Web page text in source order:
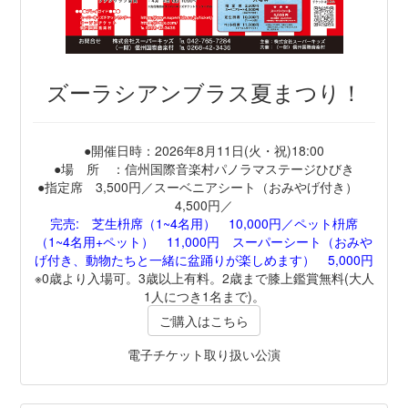
ズーラシアンブラス夏まつり！
●開催日時：2026年8月11日(火・祝)18:00
●場 所 ：信州国際音楽村パノラマステージひびき
●指定席 3,500円／スーベニアシート（おみやげ付き）
4,500円／
完売: 芝生枡席（1~4名用） 10,000円／ペット枡席
（1~4名用+ペット） 11,000円 スーパーシート（おみや
げ付き、動物たちと一緒に盆踊りが楽しめます） 5,000円
※0歳より入場可。3歳以上有料。2歳まで膝上鑑賞無料(大人
1人につき1名まで)。
ご購入はこちら
電子チケット取り扱い公演